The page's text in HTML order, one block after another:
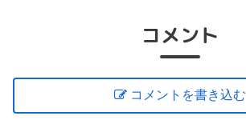
コメント
コメントを書き込む